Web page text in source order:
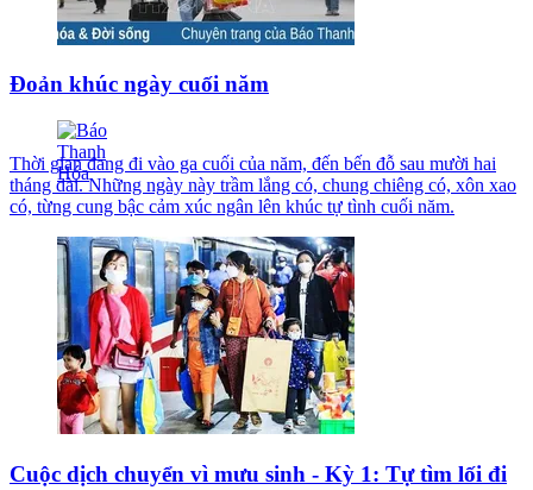
Đoản khúc ngày cuối năm
Thời gian đang đi vào ga cuối của năm, đến bến đỗ sau mười hai
tháng dài. Những ngày này trầm lắng có, chung chiêng có, xôn xao
có, từng cung bậc cảm xúc ngân lên khúc tự tình cuối năm.
Cuộc dịch chuyển vì mưu sinh - Kỳ 1: Tự tìm lối đi